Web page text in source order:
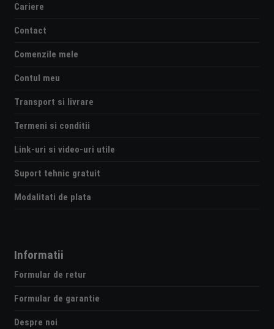
Cariere
Contact
Comenzile mele
Contul meu
Transport si livrare
Termeni si conditii
Link-uri si video-uri utile
Suport tehnic gratuit
Modalitati de plata
Informatii
Formular de retur
Formular de garantie
Despre noi